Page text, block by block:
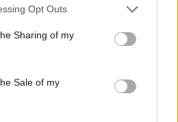
Opt Outs
Sharing of my
Sale of my
Geneve Szwajcaria
lexmark.com
Polska Sp. z o.o.